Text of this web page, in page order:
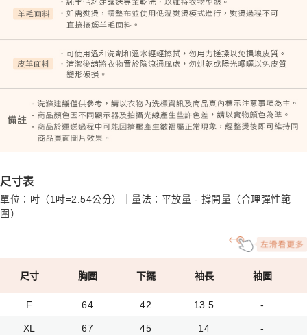
尺寸表
單位：吋（1吋=2.54公分）｜量法：平放量 - 撐開量（合理彈性範
圍）
尺寸 胸圍 下擺 袖長 袖圍
F 64 42 13.5 -
XL 67 45 14 -